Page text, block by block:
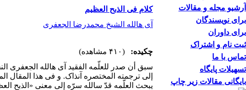
آرشیو مجله و مقالات
برای نویسندگان
برای داوران
ثبت نام و اشتراک
تماس با ما
تسهیلات پایگاه
بایگانی مقالات زیر چاپ
کلام فی الذبح العظیم
آی هالله الشیخ محمدرضا الجعفری
چکیده:
(۴۱۰ مشاهده)
سبق أن صدر للعلّمه الفقید آی هالله الجعفری
إلی ترجمته المختصره آنذاک. و فی هذا
یبحث العلّمه قدّ سالله سرّه إلی معنی «الذبح